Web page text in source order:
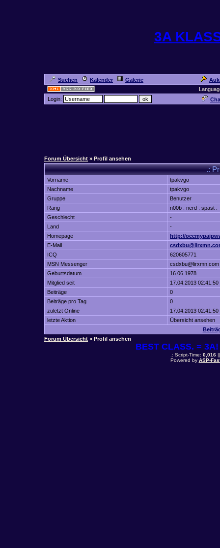
3A
Suchen Kalender Galerie
Login:
Forum Übersicht » Profil ansehen
.:
Vorname
tpakvgo
Nachname
tpakvgo
Gruppe
Benutzer
Rang
n00b . nerd . spast .
Geschlecht
-
Land
-
Homepage
http://
E-Mail
ICQ
620605771
MSN Messenger
csdxbu@lirxmn.com
Geburtsdatum
16.06.1978
Mitglied seit
17.04.2013 02:41:50
Beiträge
0
Beiträge pro Tag
0
zuletzt Online
17.04.2013 02:41:50
letzte Aktion
Übersicht ansehen
Forum Übersicht » Profil ansehen
BEST CLASS. =
.: Script-Time: 0,016||
Powered by ASP-